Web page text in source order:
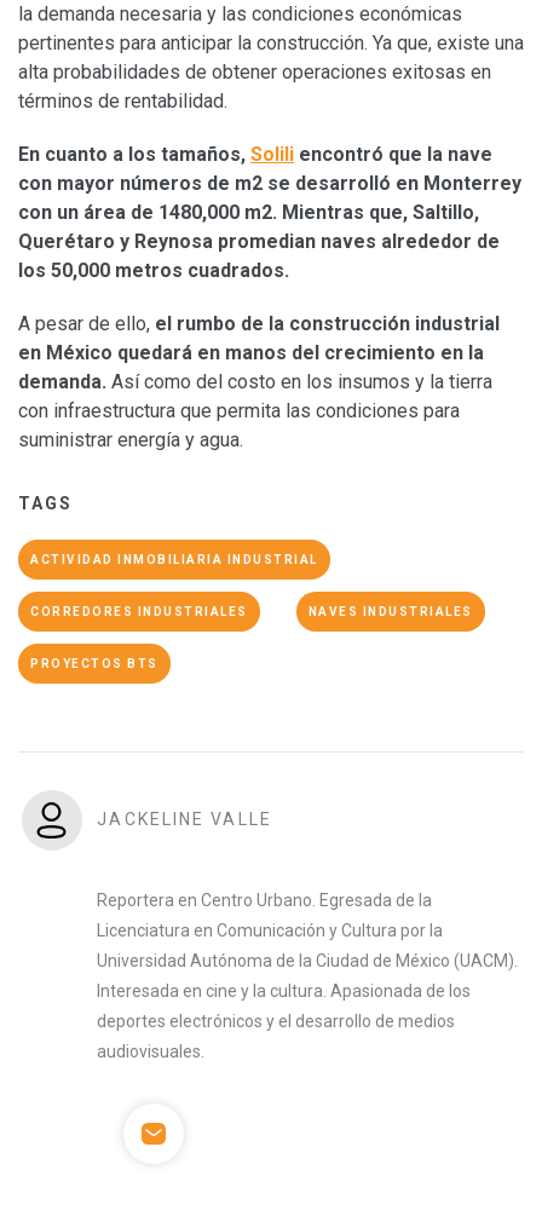
la demanda necesaria y las condiciones económicas
pertinentes para anticipar la construcción. Ya que, existe una
alta probabilidades de obtener operaciones exitosas en
términos de rentabilidad.
En cuanto a los tamaños, Solili encontró que la nave
con mayor números de m2 se desarrolló en Monterrey
con un área de 1480,000 m2. Mientras que, Saltillo,
Querétaro y Reynosa promedian naves alrededor de
los 50,000 metros cuadrados.
A pesar de ello, el rumbo de la construcción industrial
en México quedará en manos del crecimiento en la
demanda. Así como del costo en los insumos y la tierra
con infraestructura que permita las condiciones para
suministrar energía y agua.
TAGS
ACTIVIDAD INMOBILIARIA INDUSTRIAL
CORREDORES INDUSTRIALES NAVES INDUSTRIALES
PROYECTOS BTS
JACKELINE VALLE
Reportera en Centro Urbano. Egresada de la
Licenciatura en Comunicación y Cultura por la
Universidad Autónoma de la Ciudad de México (UACM).
Interesada en cine y la cultura. Apasionada de los
deportes electrónicos y el desarrollo de medios
audiovisuales.